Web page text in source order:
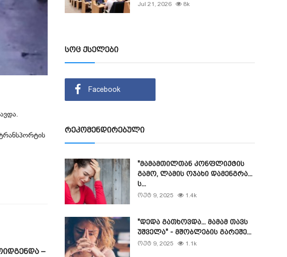
–
Jul 21, 2026 8k
სოც ქსელები
Facebook
რეკომენდირებული
"მამამთილთან კონფლიქტის
გამო, ლამის ოჯახი დამენგრა...
ს...
ოქტ 9, 2025 1.4k
"დედა გათხოვდა... მამამ თავს
უშველა" - მშობლების გარეშე...
ოქტ 9, 2025 1.1k